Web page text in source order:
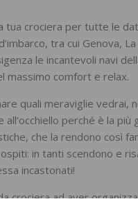
crociera per tutte le
tra cui Genova, La
le incantevoli navi
massimo comfort e relax.
quali meraviglie vedrai,
perché è la
che la rendono così
in tanti scendono e
incastonati!
crociera ad aver